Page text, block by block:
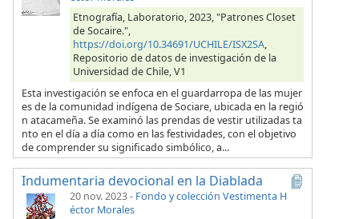
Etnografía, Laboratorio, 2023, "Patrones Closet
de Socaire.",
https://doi.org/10.34691/UCHILE/ISX2SA,
Repositorio de datos de investigación de la
Universidad de Chile, V1
Esta investigación se enfoca en el guardarropa de las mujer
es de la comunidad indígena de Sociare, ubicada en la regió
n atacameña. Se examinó las prendas de vestir utilizadas ta
nto en el día a día como en las festividades, con el objetivo
de comprender su significado simbólico, a...
Indumentaria devocional en la Diablada
20 nov. 2023- Fondo y colección Vestimenta H
éctor Morales